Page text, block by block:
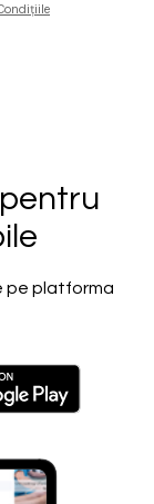
pe platforma